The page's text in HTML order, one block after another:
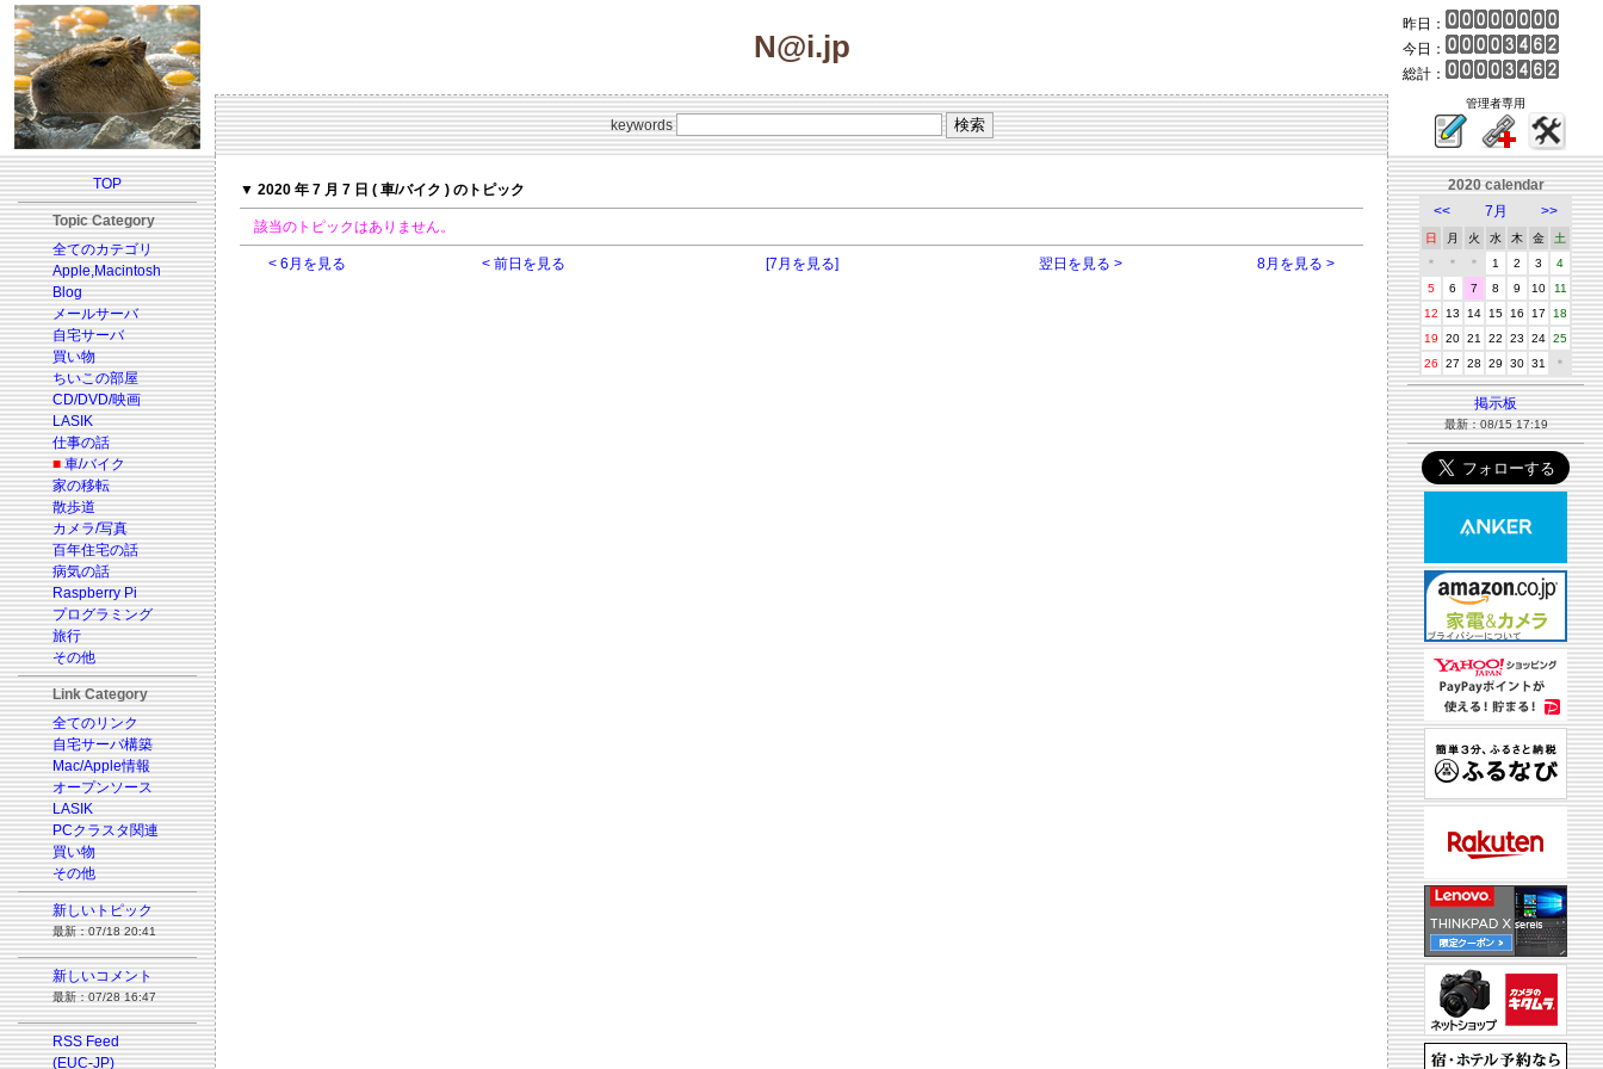
N@i.jp
昨日：
今日：
総計：
keywords
管理者専用
TOP
Topic Category
全てのカテゴリ
Apple,Macintosh
Blog
メールサーバ
自宅サーバ
買い物
ちいこの部屋
CD/DVD/映画
LASIK
仕事の話
■ 車/バイク
家の移転
散歩道
カメラ/写真
百年住宅の話
病気の話
Raspberry Pi
プログラミング
旅行
その他
Link Category
全てのリンク
自宅サーバ構築
Mac/Apple情報
オープンソース
LASIK
PCクラスタ関連
買い物
その他
新しいトピック
最新：07/18 20:41
新しいコメント
最新：07/28 16:47
RSS Feed
(EUC-JP)
▼ 2020 年 7 月 7 日 ( 車/バイク ) のトピック
該当のトピックはありません。
< 6月を見る < 前日を見る [7月を見る] 翌日を見る > 8月を見る >
2020 calendar
<<
7月 >>
日 月 火 水 木 金
土
＊
＊ ＊ 1 2 3
4
5
6 7 8 9 10
11
12
13 14 15 16 17
18
19
20 21 22 23 24 25
26
27 28 29 30 31 ＊
掲示板
最新：08/15 17:19